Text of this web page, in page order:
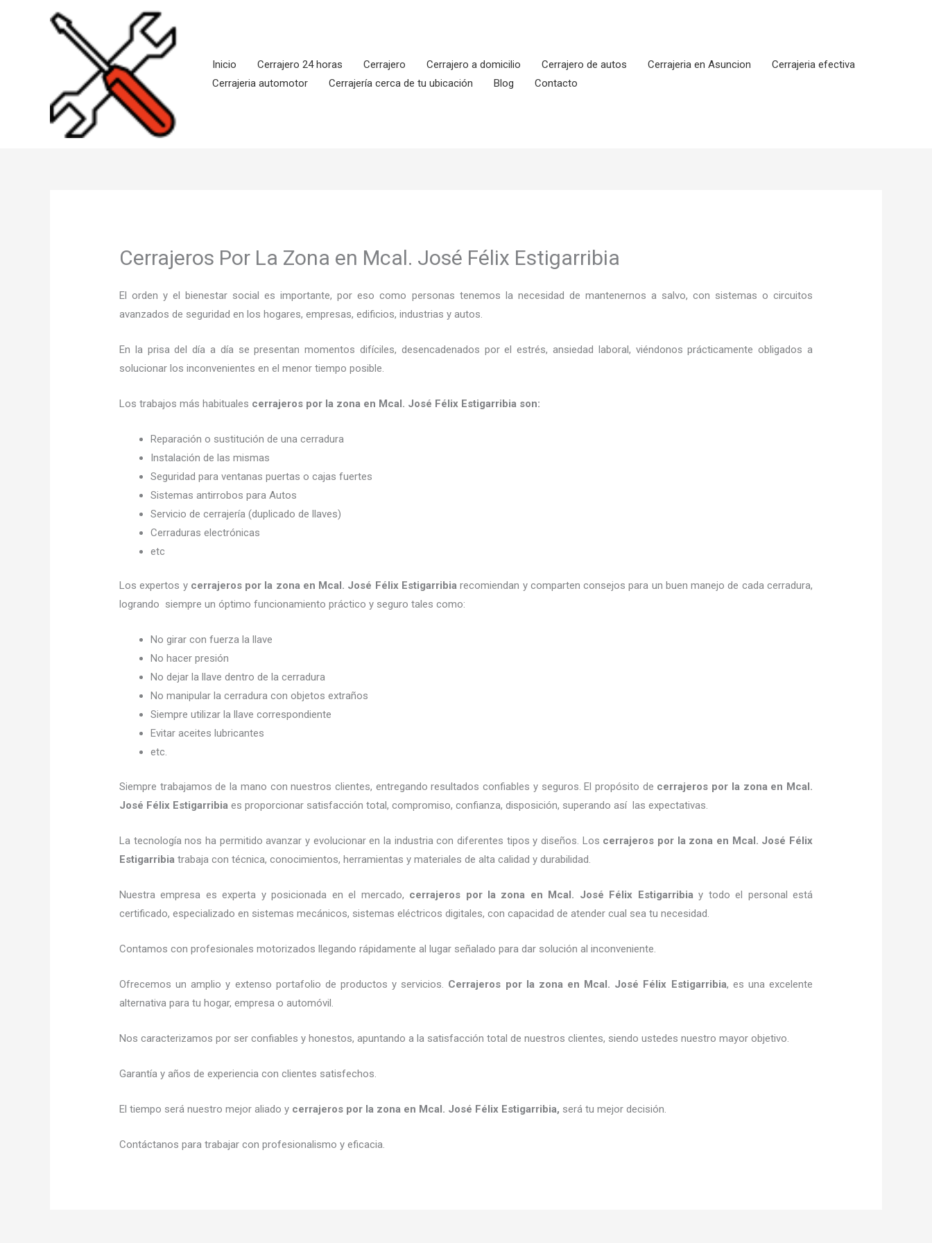
Inicio
Cerrajero 24 horas Cerrajero Cerrajero a domicilio Cerrajero de autos Cerrajeria en Asuncion
Cerrajeria efectiva
Cerrajeria automotor
Cerrajería cerca de tu ubicación Blog Contacto
Cerrajeros Por La Zona en Mcal. José Félix Estigarribia
El orden y el bienestar social es importante, por eso como personas tenemos la necesidad de mantenernos a salvo, con sistemas o circuitos
avanzados de seguridad en los hogares, empresas, edificios, industrias y autos.
En la prisa del día a día se presentan momentos difíciles, desencadenados por el estrés, ansiedad laboral, viéndonos prácticamente obligados a
solucionar los inconvenientes en el menor tiempo posible.
Los trabajos más habituales cerrajeros por la zona en Mcal. José Félix Estigarribia son:
Reparación o sustitución de una cerradura
Instalación de las mismas
Seguridad para ventanas puertas o cajas fuertes
Sistemas antirrobos para Autos
Servicio de cerrajería (duplicado de llaves)
Cerraduras electrónicas
etc
Los expertos y cerrajeros por la zona en Mcal. José Félix Estigarribia recomiendan y comparten consejos para un buen manejo de cada cerradura,
logrando siempre un óptimo funcionamiento práctico y seguro tales como:
No girar con fuerza la llave
No hacer presión
No dejar la llave dentro de la cerradura
No manipular la cerradura con objetos extraños
Siempre utilizar la llave correspondiente
Evitar aceites lubricantes
etc.
Siempre trabajamos de la mano con nuestros clientes, entregando resultados confiables y seguros. El propósito de cerrajeros por la zona en Mcal.
José Félix Estigarribia es proporcionar satisfacción total, compromiso, confianza, disposición, superando así las expectativas.
La tecnología nos ha permitido avanzar y evolucionar en la industria con diferentes tipos y diseños. Los cerrajeros por la zona en Mcal. José Félix
Estigarribia trabaja con técnica, conocimientos, herramientas y materiales de alta calidad y durabilidad.
Nuestra empresa es experta y posicionada en el mercado, cerrajeros por la zona en Mcal. José Félix Estigarribia y todo el personal está
certificado, especializado en sistemas mecánicos, sistemas eléctricos digitales, con capacidad de atender cual sea tu necesidad.
Contamos con profesionales motorizados llegando rápidamente al lugar señalado para dar solución al inconveniente.
Ofrecemos un amplio y extenso portafolio de productos y servicios. Cerrajeros por la zona en Mcal. José Félix Estigarribia, es una excelente
alternativa para tu hogar, empresa o automóvil.
Nos caracterizamos por ser confiables y honestos, apuntando a la satisfacción total de nuestros clientes, siendo ustedes nuestro mayor objetivo.
Garantía y años de experiencia con clientes satisfechos.
El tiempo será nuestro mejor aliado y cerrajeros por la zona en Mcal. José Félix Estigarribia, será tu mejor decisión.
Contáctanos para trabajar con profesionalismo y eficacia.